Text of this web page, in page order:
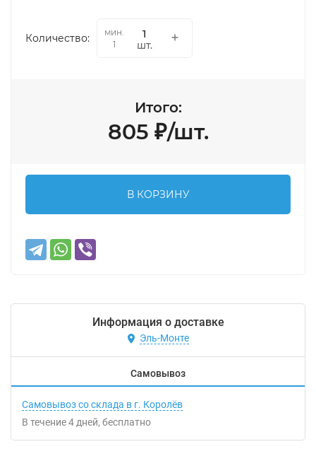
Количество:
мин.
1
шт.
Итого:
805 ₽/шт.
В КОРЗИНУ
Информация о доставке
Эль-Монте
Самовывоз
Самовывоз со склада в г. Королёв
В течение4 дней Бесплатно